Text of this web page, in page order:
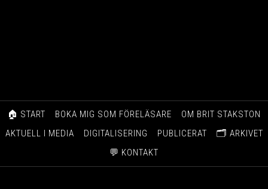
🏠 START BOKA MIG SOM FÖRELÄSARE
OM BRIT STAKSTON
AKTUELL I MEDIA
DIGITALISERING PUBLICERAT
🗂️ ARKIVET
💬 KONTAKT